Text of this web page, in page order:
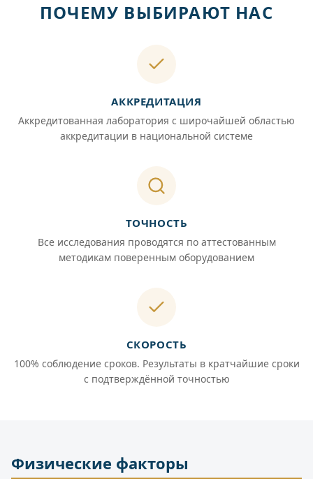
ПОЧЕМУ ВЫБИРАЮТ НАС
АККРЕДИТАЦИЯ
Аккредитованная лаборатория с широчайшей областью
аккредитации в национальной системе
ТОЧНОСТЬ
Все исследования проводятся по аттестованным
методикам поверенным оборудованием
СКОРОСТЬ
100% соблюдение сроков. Результаты в кратчайшие сроки
с подтверждённой точностью
Физические факторы